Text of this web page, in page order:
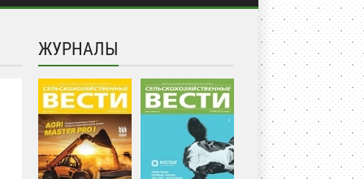
ЖУРНАЛЫ